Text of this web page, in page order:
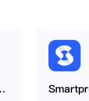
教程